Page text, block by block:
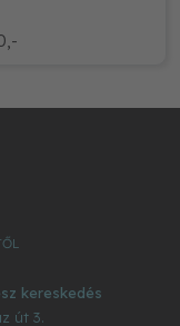
kereskedés
út 3.